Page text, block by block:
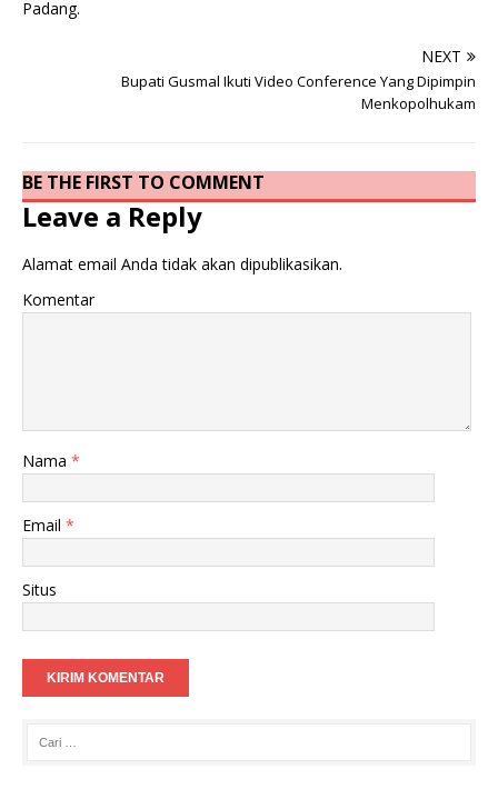
NEXT
Bupati Gusmal Ikuti Video Conference Yang Dipimpin
Menkopolhukam
BE THE FIRST TO COMMENT
Leave a Reply
Alamat email Anda tidak akan dipublikasikan.
Komentar
Nama *
Email *
Situs